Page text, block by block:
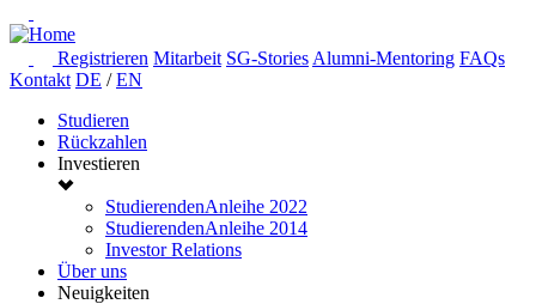
Registrieren Mitarbeit SG-Stories Alumni-Mentoring FAQs
Kontakt DE / EN
Studieren
Rückzahlen
Investieren
StudierendenAnleihe 2022
StudierendenAnleihe 2014
Investor Relations
Über uns
Neuigkeiten